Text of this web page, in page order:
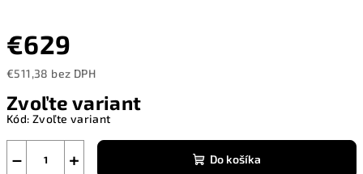
€629
€511,38 bez DPH
cena:
Zvoľte variant
Kód: Zvoľte variant
+
− Do košíka